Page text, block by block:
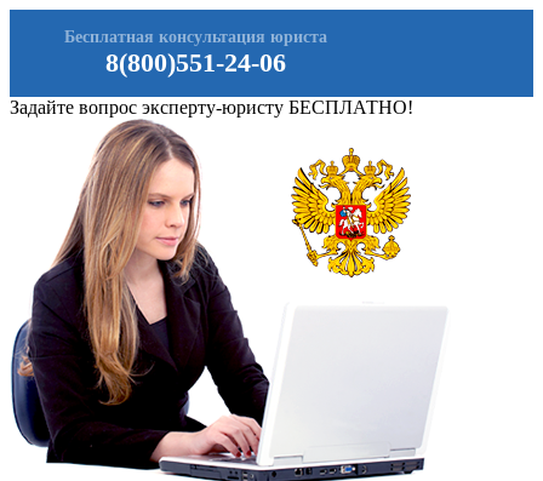
8(800)551-24-06
Бесплатная консультация юриста
Задайте вопрос эксперту-юристу БЕСПЛАТНО!